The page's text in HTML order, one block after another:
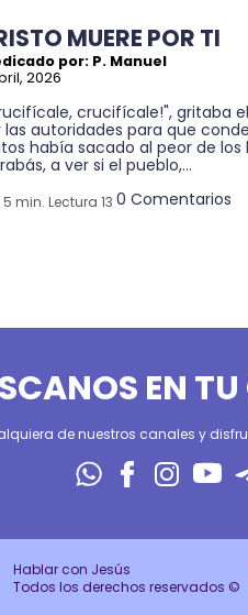
MUERE POR TI
por: P. Manuel
2026
crucifícale!", gritaba
las autoridades para que
había sacado al peor de los
a ver si el pueblo,...
5 min. Lectura 13 0 Comentarios
EN
de nuestros canales y
Hablar con Jesús
Todos los derechos reservados ©